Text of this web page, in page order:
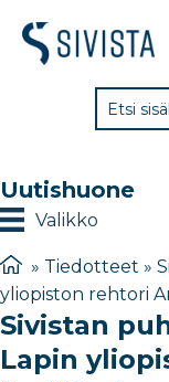
Uutishuone
Valikko
» Tiedotteet »
yliopiston rehtori
Sivistan
Lapin